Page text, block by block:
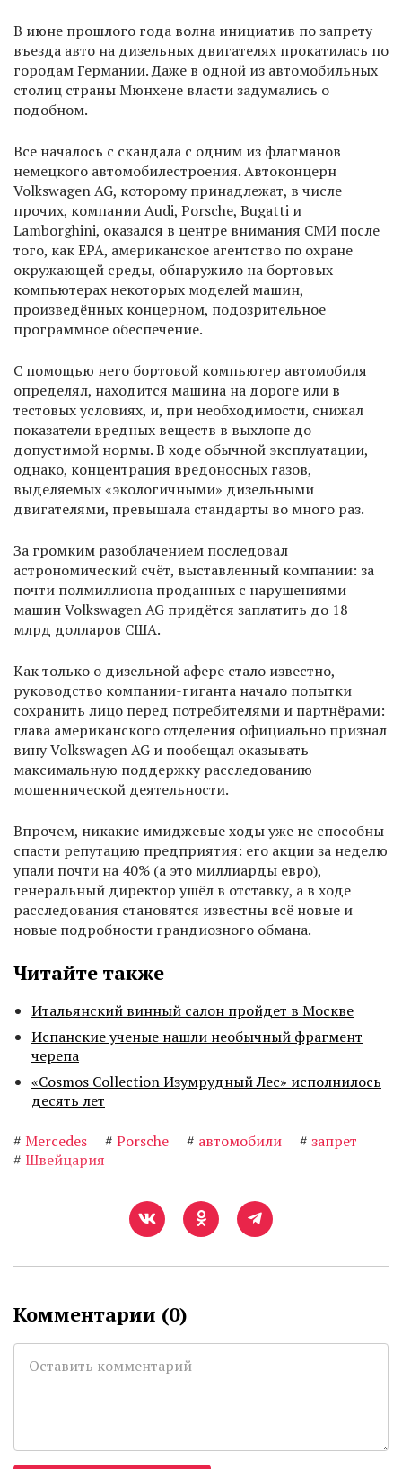
В июне прошлого года ​волна инициатив по запрету
въезда авто на дизельных двигателях прокатилась по
городам Германии. Даже в одной из автомобильных
столиц страны Мюнхене власти задумались о
подобном.
Все началось с скандала с одним из флагманов
немецкого автомобилестроения. Автоконцерн
Volkswagen AG, которому принадлежат, в числе
прочих, компании Audi, Porsche, Bugatti и
Lamborghini, оказался в центре внимания СМИ после
того, как EPA, американское агентство по охране
окружающей среды, обнаружило на бортовых
компьютерах некоторых моделей машин,
произведённых концерном, подозрительное
программное обеспечение.
С помощью него бортовой компьютер автомобиля
определял, находится машина на дороге или в
тестовых условиях, и, при необходимости, снижал
показатели вредных веществ в выхлопе до
допустимой нормы. В ходе обычной эксплуатации,
однако, концентрация вредоносных газов,
выделяемых «экологичными» дизельными
двигателями, превышала стандарты во много раз.
За громким разоблачением последовал
астрономический счёт, выставленный компании: за
почти полмиллиона проданных с нарушениями
машин Volkswagen AG придётся заплатить до 18
млрд долларов США.
Как только о дизельной афере стало известно,
руководство компании-гиганта начало попытки
сохранить лицо перед потребителями и партнёрами:
глава американского отделения официально признал
вину Volkswagen AG и пообещал оказывать
максимальную поддержку расследованию
мошеннической деятельности.
Впрочем, никакие имиджевые ходы уже не способны
спасти репутацию предприятия: его акции за неделю
упали почти на 40% (а это миллиарды евро),
генеральный директор ушёл в отставку, а в ходе
расследования становятся известны всё новые и
новые подробности грандиозного обмана.
Читайте также
Итальянский винный салон пройдет в Москве
Испанские ученые нашли необычный фрагмент
черепа
«Cosmos Collection Изумрудный Лес» исполнилось
десять лет
# Mercedes # Porsche # автомобили # запрет
# Швейцария
Комментарии (0)